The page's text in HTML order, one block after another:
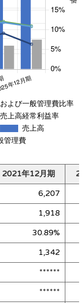
2021年12月期
6,207
1,918
30.89%
1,342
******
******